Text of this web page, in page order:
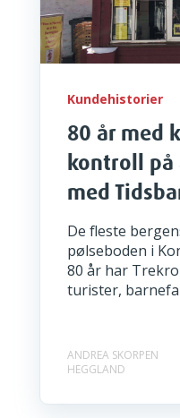
Kundehistorier
80 år med
kontroll på
med
De fleste
pølseboden i
80 år har
turister,
ANDREA SKORPEN
HEGGLAND